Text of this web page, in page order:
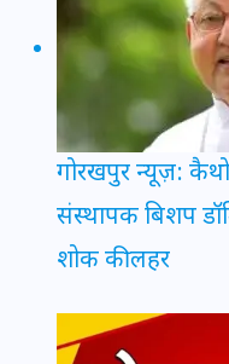
गोरखपुर न्यूज़:
संस्थापक बिशप
शोक की लहर